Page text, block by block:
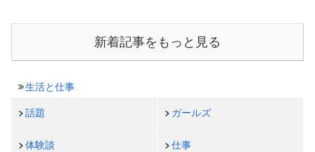
新着記事をもっと見る
生活と仕事
話題 ガールズ
体験談 仕事